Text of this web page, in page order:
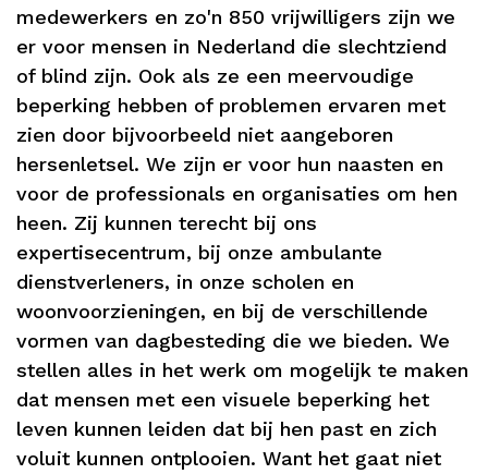
medewerkers en zo'n 850 vrijwilligers zijn we
er voor mensen in Nederland die slechtziend
of blind zijn. Ook als ze een meervoudige
beperking hebben of problemen ervaren met
zien door bijvoorbeeld niet aangeboren
hersenletsel. We zijn er voor hun naasten en
voor de professionals en organisaties om hen
heen. Zij kunnen terecht bij ons
expertisecentrum, bij onze ambulante
dienstverleners, in onze scholen en
woonvoorzieningen, en bij de verschillende
vormen van dagbesteding die we bieden. We
stellen alles in het werk om mogelijk te maken
dat mensen met een visuele beperking het
leven kunnen leiden dat bij hen past en zich
voluit kunnen ontplooien. Want het gaat niet